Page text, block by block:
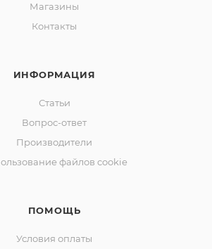
Магазины
Контакты
ИНФОРМАЦИЯ
Статьи
Вопрос-ответ
Производители
файлов cookie
ПОМОЩЬ
Условия оплаты